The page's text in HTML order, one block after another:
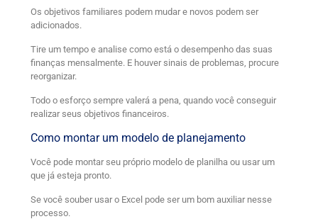
Os objetivos familiares podem mudar e novos podem ser
adicionados.
Tire um tempo e analise como está o desempenho das suas
finanças mensalmente. E houver sinais de problemas, procure
reorganizar.
Todo o esforço sempre valerá a pena, quando você conseguir
realizar seus objetivos financeiros.
Como montar um modelo de planejamento
Você pode montar seu próprio modelo de planilha ou usar um
que já esteja pronto.
Se você souber usar o Excel pode ser um bom auxiliar nesse
processo.